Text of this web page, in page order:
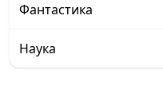
Фантастика
Наука